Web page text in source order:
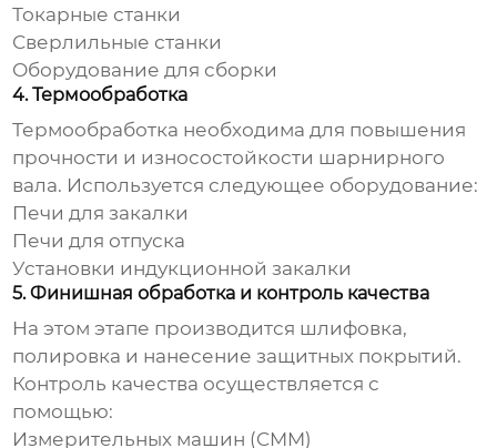
Токарные станки
Сверлильные станки
Оборудование для сборки
4. Термообработка
Термообработка необходима для повышения
прочности и износостойкости шарнирного
вала. Используется следующее оборудование:
Печи для закалки
Печи для отпуска
Установки индукционной закалки
5. Финишная обработка и контроль качества
На этом этапе производится шлифовка,
полировка и нанесение защитных покрытий.
Контроль качества осуществляется с
помощью:
Измерительных машин (CMM)